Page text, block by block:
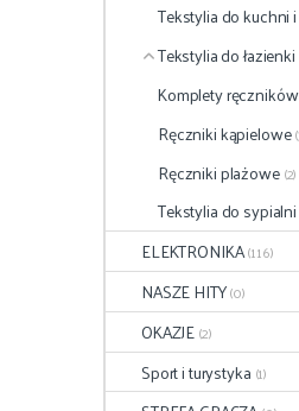
Tekstylia do kuchni
Tekstylia do łazienki
Komplety ręczników
Ręczniki kąpielowe
Ręczniki plażowe(2)
Tekstylia do sypialni
ELEKTRONIKA(116)
NASZE HITY(0)
OKAZJE(2)
Sport i turystyka (1)